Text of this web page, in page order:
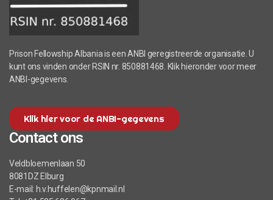
Prison Fellowship Albania is een ANBI geregistreerde organisatie. U
kunt ons vinden onder RSIN nr. 850881468. Klik hieronder voor meer
ANBI-gegevens.
Klik hier voor de ANBI-gegevens
Contact ons
Veldbloemenlaan 50
8081DZ Elburg
E-mail: h.v.huffelen@kpnmail.nl